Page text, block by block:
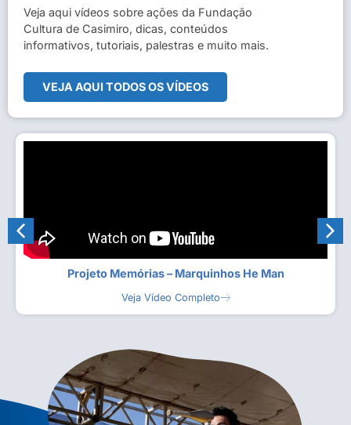
Veja aqui vídeos sobre ações da Fundação
Cultura de Casimiro, dicas, conteúdos
informativos, tutoriais, palestras e muito mais.
VEJA AQUI TODOS OS VÍDEOS
Projeto Memórias – Marquinhos He Man
Veja Vídeo Completo